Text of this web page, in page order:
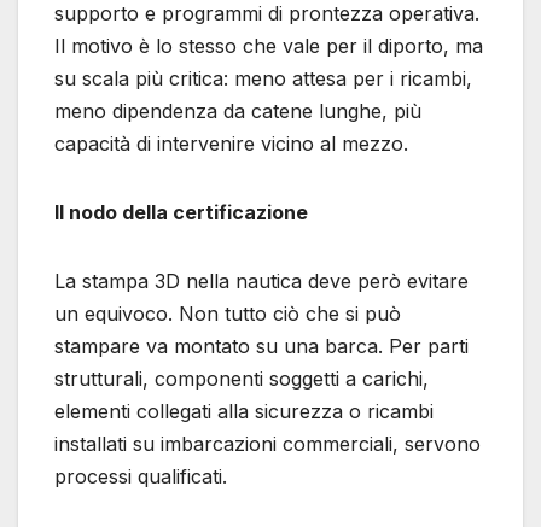
supporto e programmi di prontezza operativa.
Il motivo è lo stesso che vale per il diporto, ma
su scala più critica: meno attesa per i ricambi,
meno dipendenza da catene lunghe, più
capacità di intervenire vicino al mezzo.
Il nodo della certificazione
La stampa 3D nella nautica deve però evitare
un equivoco. Non tutto ciò che si può
stampare va montato su una barca. Per parti
strutturali, componenti soggetti a carichi,
elementi collegati alla sicurezza o ricambi
installati su imbarcazioni commerciali, servono
processi qualificati.